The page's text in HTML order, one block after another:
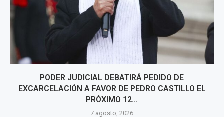
PODER JUDICIAL DEBATIRÁ PEDIDO DE
EXCARCELACIÓN A FAVOR DE PEDRO CASTILLO EL
PRÓXIMO 12...
7 agosto, 2026